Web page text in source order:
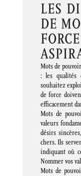
LES
DE
Mots de
: les qualités
souhaitez
de force
efficacement
Mots de
valeurs
désirs
chers. Ils
indiquant où
Nommer vos
Mots de